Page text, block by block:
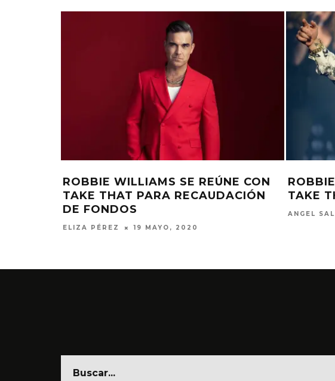
THAT
ÁLBUM
ROBBIE WILLIAMS SE REÚNE CON
TAKE THAT PARA RECAUDACIÓN
DE FONDOS
ELIZA PÉREZ 19 MAYO, 2020
MONET IN BLUE EXPLORA LA
FRAGILIDAD DEL TIEMPO
CON ‘ALONSO’